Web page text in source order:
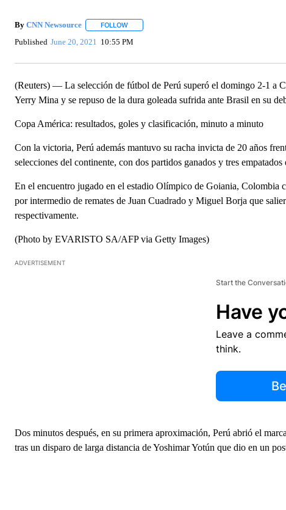
By CNN Newsource FOLLOWFOLLOW "" TO RECEIVE NOTIFICATIONS ABOUT
Published June 20, 2021 10:55 PM
(Reuters) — La selección de fútbol de Perú superó el domingo 2-1 a
Yerry Mina y se repuso de la dura goleada sufrida ante Brasil en su
Copa América: resultados, goles y clasificación, minuto a minuto
Con la victoria, Perú además mantuvo su racha invicta de 20 años
selecciones del continente, con dos partidos ganados y tres
En el encuentro jugado en el estadio Olímpico de Goiania, Colombia
por intermedio de remates de Juan Cuadrado y Miguel Borja que
respectivamente.
(Photo by EVARISTO SA/AFP via Getty Images)
ADVERTISEMENT
Start the
Have
Leave a
think.
Dos minutos después, en su primera aproximación, Perú abrió el
tras un disparo de larga distancia de Yoshimar Yotún que dio en un